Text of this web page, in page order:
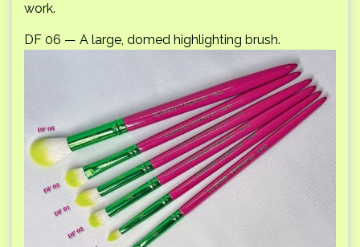
work.
DF 06 — A large, domed highlighting brush.